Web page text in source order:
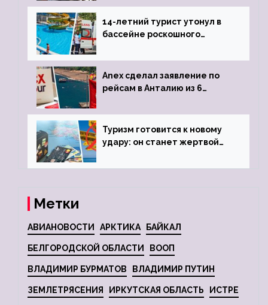
задержке рейса
14-летний турист утонул в
бассейне роскошного
Anex сделал заявление по
рейсам в Анталию из 6
Туризм готовится к новому
удару: он станет жертвой
Метки
АВИАНОВОСТИ АРКТИКА БАЙКАЛ
БЕЛГОРОДСКОЙ ОБЛАСТИ ВООП
ВЛАДИМИР БУРМАТОВ ВЛАДИМИР ПУТИН
ЗЕМЛЕТРЯСЕНИЯ ИРКУТСКАЯ ОБЛАСТЬ ИСТРЕ